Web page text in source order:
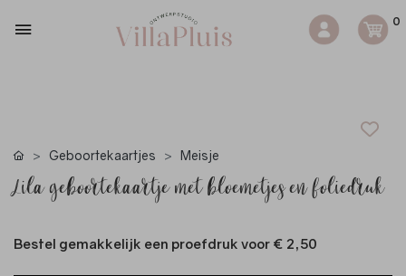
0
Geboortekaartjes Meisje
Lila geboortekaartje met bloemetjes en foliedruk
Bestel gemakkelijk een proefdruk voor € 2,50